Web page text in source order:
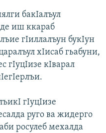
бакIалъул
иш ккараб
гIиллалъун букIун
хIисаб гьабуни,
гIуцIизе кIварал
гIуцIизе
руго ва жидерго
росулеб мехалда